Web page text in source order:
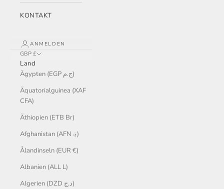
KONTAKT
ANMELDEN
GBP £
Land
Ägypten (EGP ج.م)
Äquatorialguinea (XAF
CFA)
Äthiopien (ETB Br)
Afghanistan (AFN ؋)
Ålandinseln (EUR €)
Albanien (ALL L)
Algerien (DZD د.ج)